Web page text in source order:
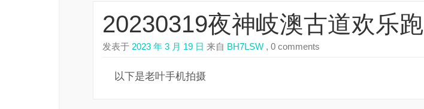
20230319夜神岐澳古道欢乐跑
发表于 2023 年 3 月 19 日 来自 BH7LSW , 0 comments
以下是老叶手机拍摄